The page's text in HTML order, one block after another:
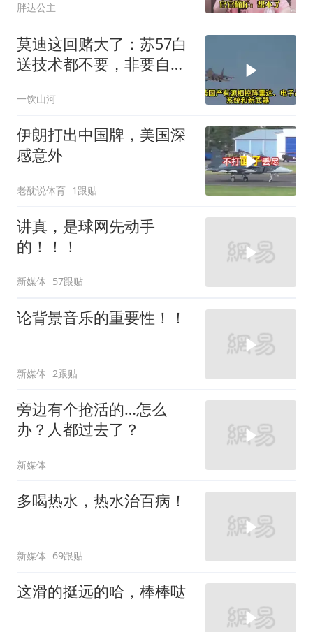
胖达公主
莫迪这回赌大了：苏57白
送技术都不要，非要自己
一饮山河
伊朗打出中国牌，美国深
感意外
老酖说体育 1跟贴
讲真，是球网先动手
的！！！
新媒体 57跟贴
论背景音乐的重要性！！
新媒体 2跟贴
旁边有个抢活的…怎么
办？人都过去了？
新媒体
多喝热水，热水治百病！
新媒体 69跟贴
这滑的挺远的哈，棒棒哒